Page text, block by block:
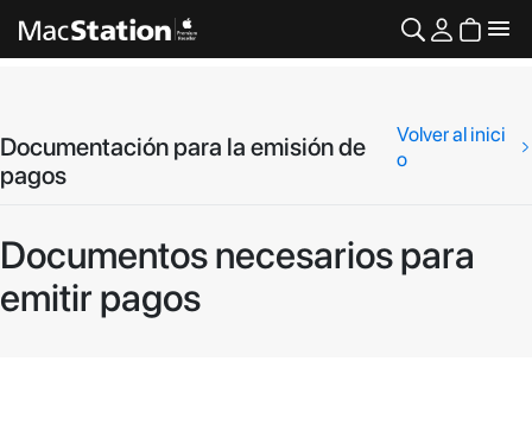
Documentación para la emisión de
pagos
Volver al inici
o
Documentos necesarios para
emitir pagos